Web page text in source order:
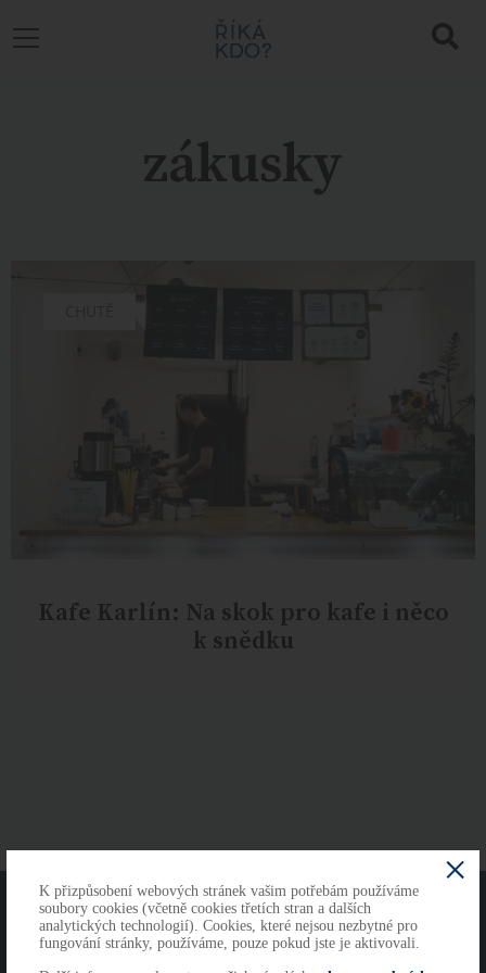
zákusky
Kafe Karlín: Na skok pro kafe i něco
k snědku
O NÁS KONTAKTY
K přizpůsobení webových stránek vašim potřebám používáme
soubory cookies (včetně cookies třetích stran a dalších
analytických technologií). Cookies, které nejsou nezbytné pro
fungování stránky, používáme, pouze pokud jste je aktivovali.